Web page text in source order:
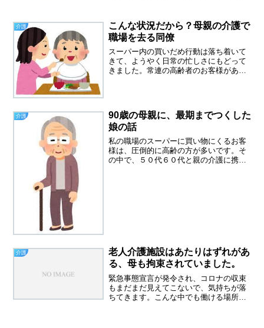
らしています。現在に至るまで、本当に
いろいろなことがありました...
介護
こんな状況だから？母親の介護で
職場を去る同僚
スーパー内の買いだめ行動は落ち着いて
きて、ようやく日常の忙しさにもどって
きました。常連の高齢者のお客様があま
ゃっていました。病院に行...
介護
90歳の母親に、最期までつくした
娘の話
私の職場のスーパーに買い物にくるお客
様は、圧倒的に高齢の方が多いです。そ
の中で、５０代６０代と親の介護に携わ
介護
老人介護施設はあたりはずれがあ
る、母も拘束されていました。
緊急事態宣言が発令され、コロナの収束
もまだまだ見えてこないで、気持ちが落
ちてきます。こんな中でも働ける場所が